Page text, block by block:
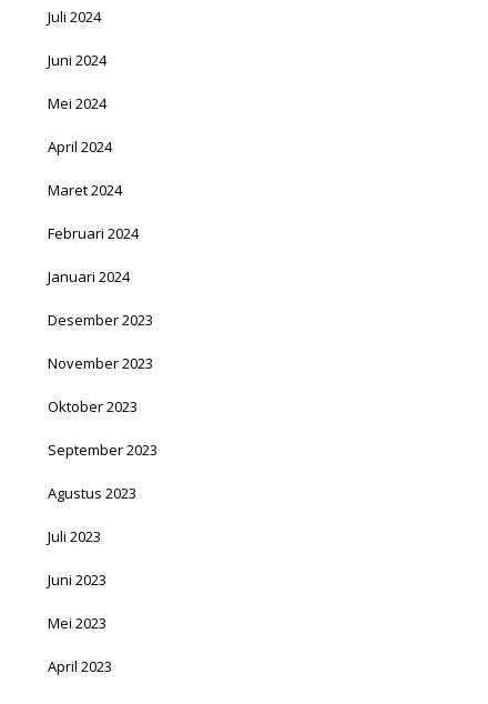
Juli 2024
Juni 2024
Mei 2024
April 2024
Maret 2024
Februari 2024
Januari 2024
Desember 2023
November 2023
Oktober 2023
September 2023
Agustus 2023
Juli 2023
Juni 2023
Mei 2023
April 2023